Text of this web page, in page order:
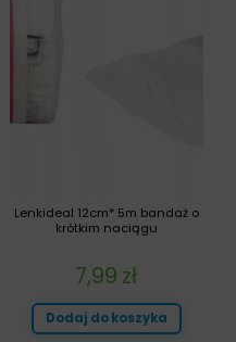
Lenkideal 12cm* 5m bandaż o
krótkim naciągu
7,99 zł
Dodaj do koszyka